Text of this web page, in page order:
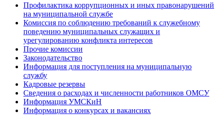
Профилактика коррупционных и иных правонарушений
на муниципальной службе
Комиссия по соблюдению требований к служебному
поведению муниципальных служащих и
урегулированию конфликта интересов
Прочие комиссии
Законодательство
Информация для поступления на муниципальную
службу
Кадровые резервы
Сведения о расходах и численности работников ОМСУ
Информация УМСКиН
Информация о конкурсах и вакансиях